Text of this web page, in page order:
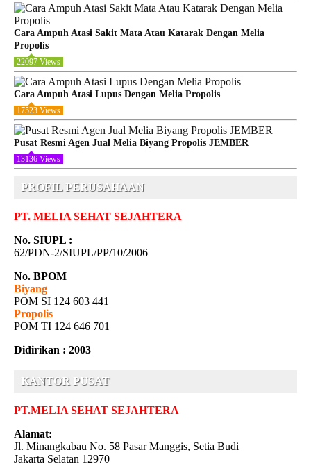
Cara Ampuh Atasi Sakit Mata Atau Katarak Dengan Melia
Propolis
22097 Views
Cara Ampuh Atasi Lupus Dengan Melia Propolis
17523 Views
Pusat Resmi Agen Jual Melia Biyang Propolis JEMBER
13136 Views
PROFIL PERUSAHAAN
PT. MELIA SEHAT SEJAHTERA
No. SIUPL :
62/PDN-2/SIUPL/PP/10/2006
No. BPOM
Biyang
POM SI 124 603 441
Propolis
POM TI 124 646 701
Didirikan : 2003
KANTOR PUSAT
PT.MELIA SEHAT SEJAHTERA
Alamat:
Jl. Minangkabau No. 58 Pasar Manggis, Setia Budi
Jakarta Selatan 12970